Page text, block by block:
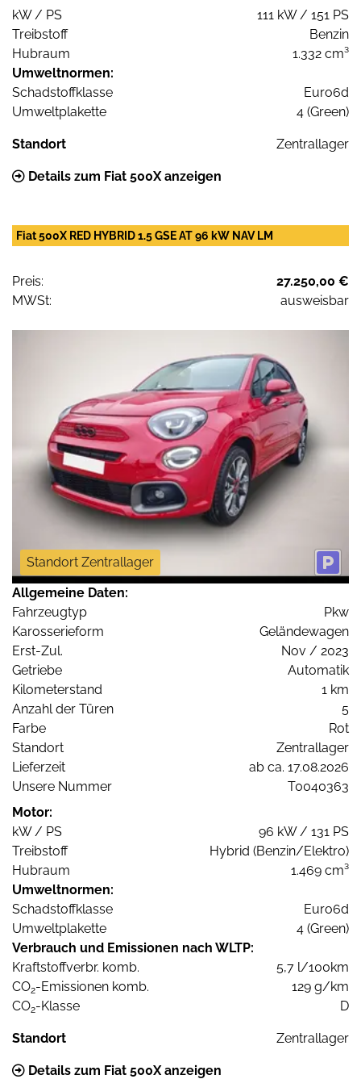
kW / PS
111 kW / 151 PS
Treibstoff
Benzin
Hubraum
1.332 cm³
Umweltnormen:
Schadstoffklasse
Euro6d
Umweltplakette
4 (Green)
Standort Zentrallager
Details zum Fiat 500X anzeigen
Fiat 500X RED HYBRID 1.5 GSE AT 96 kW NAV LM
Preis:
27.250,00 €
MWSt:
ausweisbar
Standort Zentrallager
Allgemeine Daten:
Fahrzeugtyp
Pkw
Karosserieform
Geländewagen
Erst-Zul.
Nov / 2023
Getriebe
Automatik
Kilometerstand
1 km
Anzahl der Türen
5
Farbe
Rot
Standort
Zentrallager
Lieferzeit
ab ca. 17.08.2026
Unsere Nummer
T0040363
Motor:
kW / PS
96 kW / 131 PS
Treibstoff
Hybrid (Benzin/Elektro)
Hubraum
1.469 cm³
Umweltnormen:
Schadstoffklasse
Euro6d
Umweltplakette
4 (Green)
Verbrauch und Emissionen nach WLTP:
Kraftstoffverbr. komb.
5,7 l/100km
CO2-Emissionen komb.
129 g/km
CO2-Klasse D
Standort Zentrallager
Details zum Fiat 500X anzeigen